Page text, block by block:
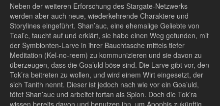
Neben der weiteren Erforschung des Stargate-Netzwerks
werden aber auch neue, wiederkehrende Charaktere und
Storylines eingeführt. Shan’auc, eine ehemalige Geliebte von
Teal’c, taucht auf und erklärt, sie habe einen Weg gefunden, mit
der Symbionten-Larve in ihrer Bauchtasche mittels tiefer
Meditation (Kel-no-reem) zu kommunizieren und sie davon zu
überzeugen, dass die Goa’uld böse sind. Die Larve gibt vor, den
Tok’ra beitreten zu wollen, und wird einem Wirt eingesetzt, der
sich Tanith nennt. Dieser ist jedoch nach wie vor ein Goa’uld,
tötet Shan’auc und arbeitet fortan als Spion. Doch die Tok’ra
wissen bereits davon und benutzen ihn, um Apophis zukünftig